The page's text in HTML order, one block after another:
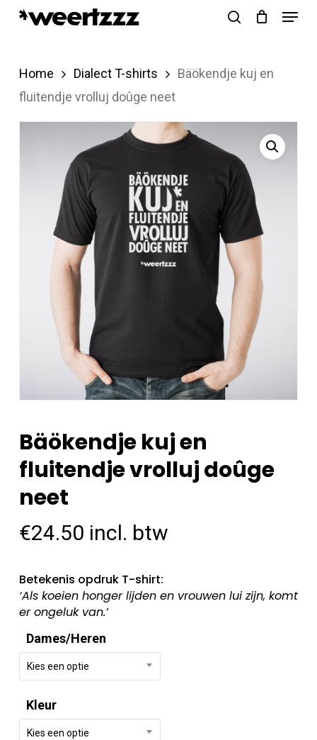
Skip
content
Menu
Home Dialect T-shirts
Bäökendje kuj en
fluitendje vrolluj doûge neet
Bäökendje kuj en
fluitendje vrolluj doûge
neet
€24.50 incl. btw
Betekenis opdruk T-shirt:
‘Als koeien honger lijden en vrouwen lui zijn, komt
er ongeluk van.’
Dames/Heren
Kies een optie
Kleur
Kies een optie